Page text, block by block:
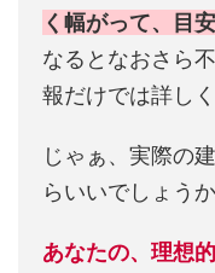
く幅がって、目
なるとなおさら
報だけでは詳し
じゃぁ、実際の
らいいでしょうか
あなたの、理想